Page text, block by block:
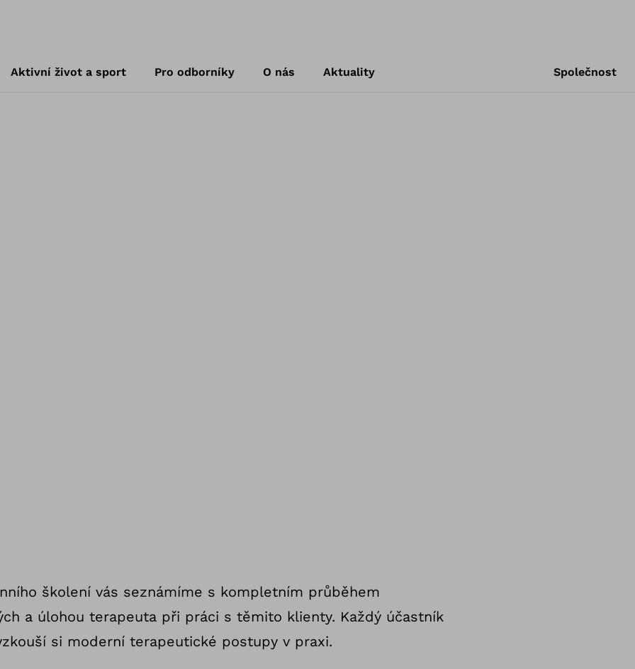
Aktivní život a sport Pro odborníky O nás Aktuality Společnost
školení vás seznámíme s kompletním průběhem
a úlohou terapeuta při práci s těmito klienty. Každý účastník
si moderní terapeutické postupy v praxi.